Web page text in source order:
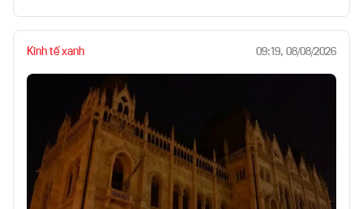
Kinh tế xanh 09:19, 08/08/2026